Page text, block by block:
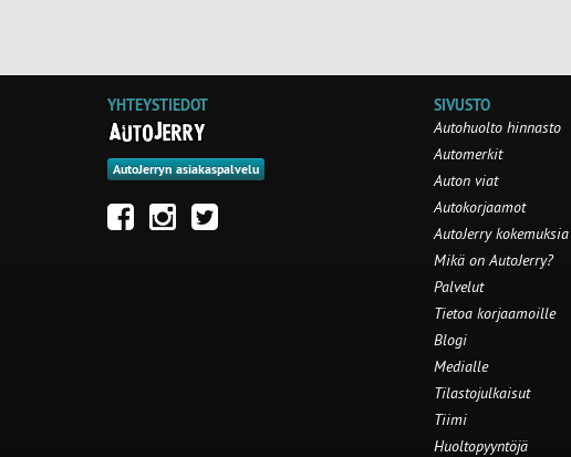
YHTEYSTIEDOT
AutoJerryn asiakaspalvelu
SIVUSTO
Autohuolto hinnasto
Automerkit
Auton viat
Autokorjaamot
AutoJerry kokemuksia
Mikä on AutoJerry?
Palvelut
Tietoa korjaamoille
Blogi
Medialle
Tilastojulkaisut
Tiimi
Huoltopyyntöjä